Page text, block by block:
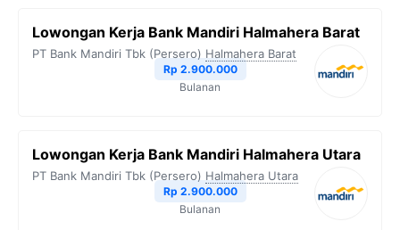
Lowongan Kerja Bank Mandiri Halmahera Barat
PT Bank Mandiri Tbk (Persero) Halmahera Barat
Rp 2.900.000
Bulanan
Lowongan Kerja Bank Mandiri Halmahera Utara
PT Bank Mandiri Tbk (Persero) Halmahera Utara
Rp 2.900.000
Bulanan